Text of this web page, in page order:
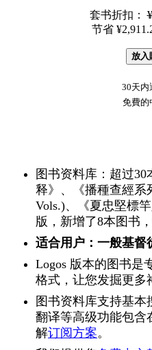
套书折扣：
节省
放入
30天内
免費的
图书资料库：超过
释》、《播種查經系
Vols.)、《夏忠堅標
版，新增了8本图书
适合用户：一般基督
Logos 版本的图书是
格式，让您发掘更多
图书资料库支持基
翻译等高级功能包含
解订阅方案。